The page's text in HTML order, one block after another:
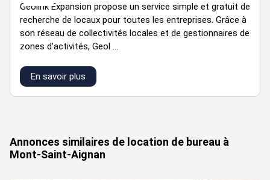
Geolink Expansion propose un service simple et gratuit de
recherche de locaux pour toutes les entreprises. Grâce à
son réseau de collectivités locales et de gestionnaires de
zones d’activités, Geol ...
En savoir plus
Annonces similaires de location de bureau à
Mont-Saint-Aignan